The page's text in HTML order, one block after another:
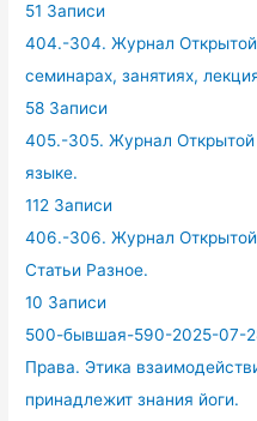
51 Записи
404.-304. Журнал
семинарах, занятиях,
58 Записи
405.-305. Журнал Открытой
языке.
112 Записи
406.-306. Журнал Открытой
Статьи Разное.
10 Записи
500-бывшая-590-2025-07-
Права. Этика
принадлежит знания йоги.